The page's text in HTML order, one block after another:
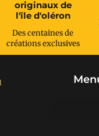
originaux de
l'île d'oléron
Des centaines de
créations exclusives